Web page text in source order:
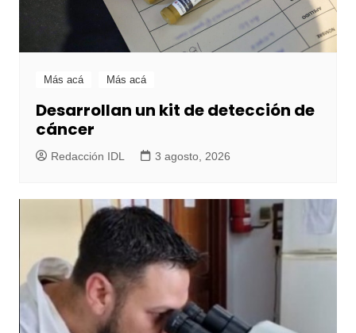
Más acá Más acá
Desarrollan un kit de detección de
cáncer
Redacción IDL 3 agosto, 2026